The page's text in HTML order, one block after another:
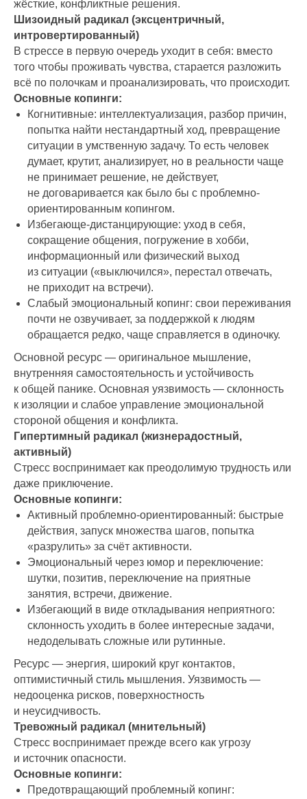
жёсткие, конфликтные решения.
Шизоидный радикал (эксцентричный,
интровертированный)
В стрессе в первую очередь уходит в себя: вместо
того чтобы проживать чувства, старается разложить
всё по полочкам и проанализировать, что происходит.
Основные копинги:
Когнитивные: интеллектуализация, разбор причин,
попытка найти нестандартный ход, превращение
ситуации в умственную задачу. То есть человек
думает, крутит, анализирует, но в реальности чаще
не принимает решение, не действует,
не договаривается как было бы с проблемно-
ориентированным копингом.
Избегающе-дистанцирующие: уход в себя,
сокращение общения, погружение в хобби,
информационный или физический выход
из ситуации («выключился», перестал отвечать,
не приходит на встречи).
Слабый эмоциональный копинг: свои переживания
почти не озвучивает, за поддержкой к людям
обращается редко, чаще справляется в одиночку.
Основной ресурс — оригинальное мышление,
внутренняя самостоятельность и устойчивость
к общей панике. Основная уязвимость — склонность
к изоляции и слабое управление эмоциональной
стороной общения и конфликта.
Гипертимный радикал (жизнерадостный,
активный)
Стресс воспринимает как преодолимую трудность или
даже приключение.
Основные копинги:
Активный проблемно-ориентированный: быстрые
действия, запуск множества шагов, попытка
«разрулить» за счёт активности.
Эмоциональный через юмор и переключение:
шутки, позитив, переключение на приятные
занятия, встречи, движение.
Избегающий в виде откладывания неприятного:
склонность уходить в более интересные задачи,
недоделывать сложные или рутинные.
Ресурс — энергия, широкий круг контактов,
оптимистичный стиль мышления. Уязвимость —
недооценка рисков, поверхностность
и неусидчивость.
Тревожный радикал (мнительный)
Стресс воспринимает прежде всего как угрозу
и источник опасности.
Основные копинги:
Предотвращающий проблемный копинг: